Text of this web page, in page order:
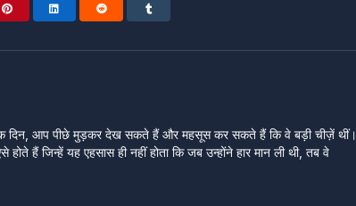
दिन, आप पीछे मुड़कर देख सकते हैं और महसूस कर सकते हैं कि वे बड़ी चीज़ें थीं।
हैं जिन्हें यह एहसास ही नहीं होता कि जब उन्होंने हार मान ली थी, तब वे